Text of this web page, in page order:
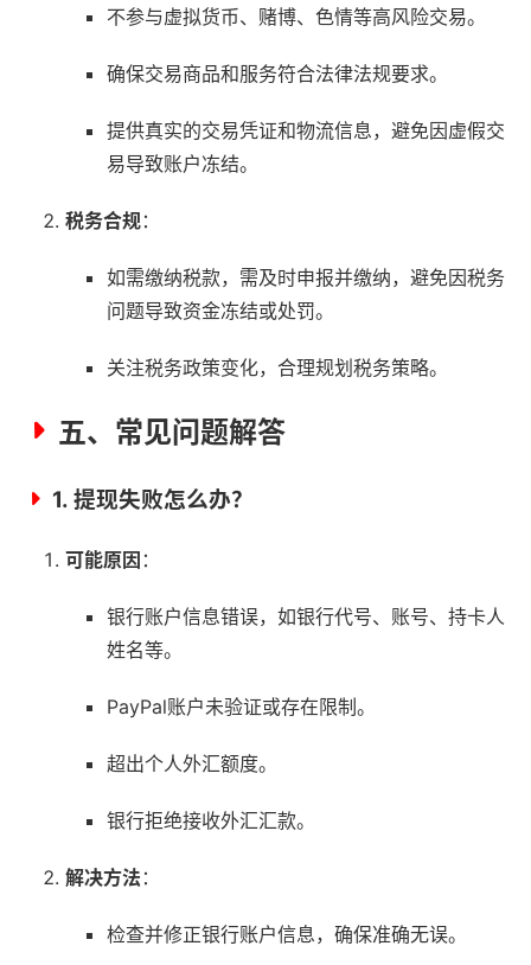
不参与虚拟货币、赌博、色情等高风险交易。
确保交易商品和服务符合法律法规要求。
提供真实的交易凭证和物流信息，避免因虚假交
易导致账户冻结。
税务合规：
如需缴纳税款，需及时申报并缴纳，避免因税务
问题导致资金冻结或处罚。
关注税务政策变化，合理规划税务策略。
五、常见问题解答
1. 提现失败怎么办？
可能原因 ：
银行账户信息错误，如银行代号、账号、持卡人
姓名等。
PayPal账户未验证或存在限制。
超出个人外汇额度。
银行拒绝接收外汇汇款。
解决方法 ：
检查并修正银行账户信息，确保准确无误。